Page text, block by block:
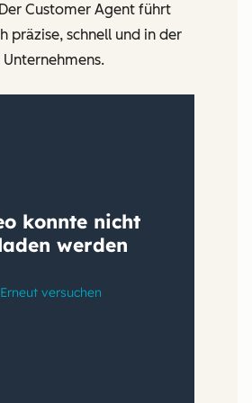
Customer Agent führt
präzise, schnell und in der